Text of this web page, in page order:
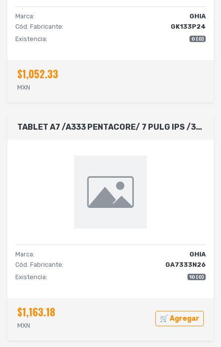
Marca:
GHIA
Cód. Fabricante:
GK133P24
Existencia:
0 (0)
$1,052.33
MXN
TABLET A7 /A333 PENTACORE/ 7 PULG IPS /3GB RAM/64GB/USBC/2CAM/WIFI/BLUETOOTH/2500MAH/ANDROID 15/NEGRA
Marca:
GHIA
Cód. Fabricante:
GA7333N26
Existencia:
10 (0)
$1,163.18
MXN
🛒 Agregar